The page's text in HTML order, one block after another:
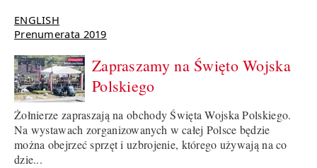
ENGLISH
Prenumerata 2019
Zapraszamy na Święto Wojska
Polskiego
Żołnierze zapraszają na obchody Święta Wojska Polskiego.
Na wystawach zorganizowanych w całej Polsce będzie
można obejrzeć sprzęt i uzbrojenie, którego używają na co
dzie...